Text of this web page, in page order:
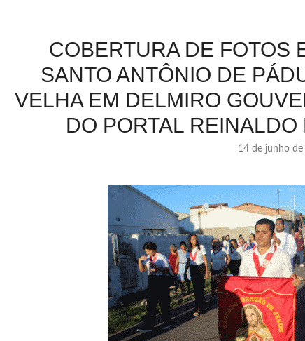
COBERTURA DE FOTOS
SANTO ANTÔNIO DE
VELHA EM DELMIRO
DO PORTAL
14 de junho